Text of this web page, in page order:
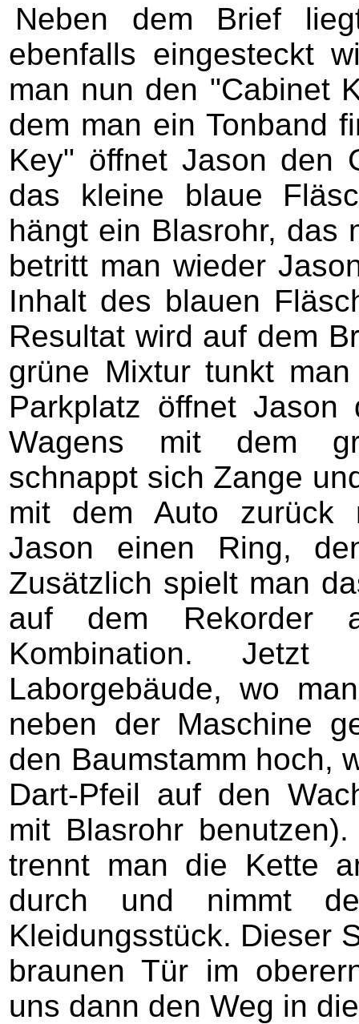
Neben dem Brief
ebenfalls eingesteckt
man nun den "Cabinet
dem man ein Tonband
Key" öffnet Jason den
das kleine blaue
hängt ein Blasrohr, das
betritt man wieder
Inhalt des blauen
Resultat wird auf dem
grüne Mixtur tunkt
Parkplatz öffnet Jason
Wagens mit dem
schnappt sich Zange
mit dem Auto zurück
Jason einen Ring,
Zusätzlich spielt man
auf dem Rekorder
Kombination.
Laborgebäude, wo
neben der Maschine
den Baumstamm hoch,
Dart-Pfeil auf den
mit Blasrohr
trennt man die Kette
durch und nimmt
Kleidungsstück. Dieser
braunen Tür im
uns dann den Weg in